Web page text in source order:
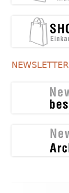
NEWSLETTER